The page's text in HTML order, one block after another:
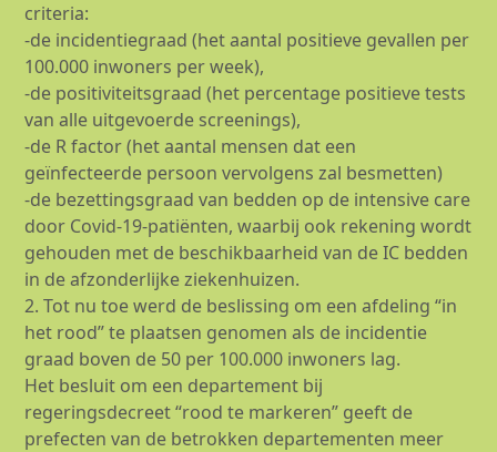
criteria:
-de incidentiegraad (het aantal positieve gevallen per
100.000 inwoners per week),
-de positiviteitsgraad (het percentage positieve tests
van alle uitgevoerde screenings),
-de R factor (het aantal mensen dat een
geïnfecteerde persoon vervolgens zal besmetten)
-de bezettingsgraad van bedden op de intensive care
door Covid-19-patiënten, waarbij ook rekening wordt
gehouden met de beschikbaarheid van de IC bedden
in de afzonderlijke ziekenhuizen.
2. Tot nu toe werd de beslissing om een afdeling “in
het rood” te plaatsen genomen als de incidentie
graad boven de 50 per 100.000 inwoners lag.
Het besluit om een departement bij
regeringsdecreet “rood te markeren” geeft de
prefecten van de betrokken departementen meer